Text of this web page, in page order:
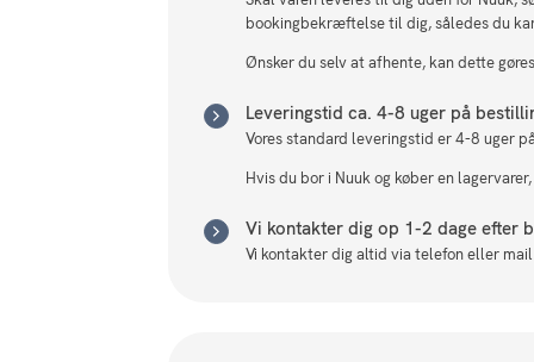
bookingbekræftelse til dig, således du
Ønsker du selv at afhente, kan dette
Leveringstid ca. 4-8 uger på
Vores standard leveringstid er 4-8 uger
Hvis du bor i Nuuk og køber en
Vi kontakter dig op 1-2 dage efter
Vi kontakter dig altid via telefon eller